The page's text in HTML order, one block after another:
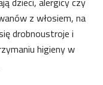
z włosiem, na
drobnoustroje i
higieny w